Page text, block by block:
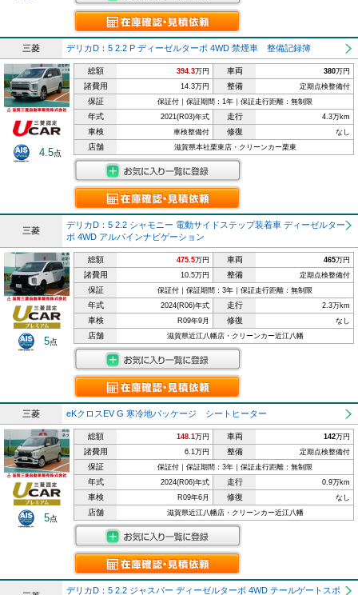
三菱 デリカD：5 2.2 P ディーゼルターボ 4WD 禁煙車 整備記録簿
4.5点
総額 394.3万円 車両 380万円
諸費用 14.3万円 整備 定期点検整備付
保証 保証付｜保証期間：1年｜保証走行距離：無制限
年式 2021(R03)年式 走行 4.3万km
車検 車検整備付 修復 なし
店舗 滋賀県本社栗東店・クリーンカー栗東
三菱
デリカD：5 2.2 シャモニー 電動サイドステップ装着車 ディーゼルター
ボ 4WD アルパインナビゲーション
5点
総額 475.5万円 車両 465万円
諸費用 10.5万円 整備 定期点検整備付
保証 保証付｜保証期間：3年｜保証走行距離：無制限
年式 2024(R06)年式 走行 2.3万km
車検 R09年9月 修復 なし
店舗 滋賀県近江八幡店・クリーンカー近江八幡
三菱 eKクロスEV G 寒冷地パッケージ シートヒーター
5点
総額 148.1万円 車両 142万円
諸費用 6.1万円 整備 定期点検整備付
保証 保証付｜保証期間：3年｜保証走行距離：無制限
年式 2024(R06)年式 走行 0.9万km
車検 R09年6月 修復 なし
店舗 滋賀県近江八幡店・クリーンカー近江八幡
デリカD：5 2.2 ジャスパー ディーゼルターボ 4WD テールゲートスポ